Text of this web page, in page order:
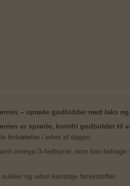
– sprøde godbidder med laks
er sprøde, kornfri godbidder til
forkælelse i løbet af dagen.
omega-3-fedtsyrer, som kan
og uden kunstige farvestoffer.